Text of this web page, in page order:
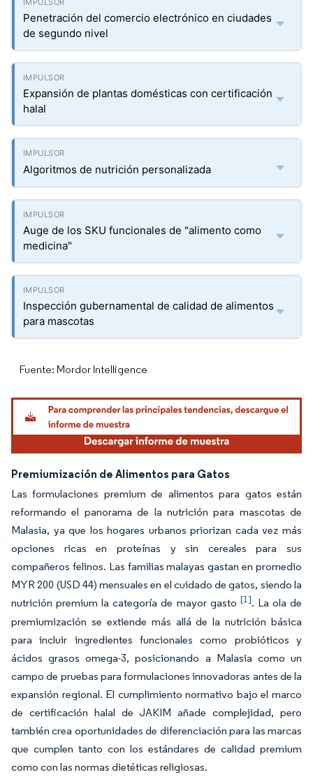
Penetración del comercio electrónico en ciudades
de segundo nivel
Expansión de plantas domésticas con certificación
halal
Algoritmos de nutrición personalizada
Auge de los SKU funcionales de "alimento como
medicina"
Inspección gubernamental de calidad de alimentos
para mascotas
Fuente: Mordor Intelligence
Premiumización de Alimentos para Gatos
Las formulaciones premium de alimentos para gatos están
reformando el panorama de la nutrición para mascotas de
Malasia, ya que los hogares urbanos priorizan cada vez más
opciones ricas en proteínas y sin cereales para sus
compañeros felinos. Las familias malayas gastan en promedio
MYR 200 (USD 44) mensuales en el cuidado de gatos, siendo la
nutrición premium la categoría de mayor gasto [1]. La ola de
premiumización se extiende más allá de la nutrición básica
para incluir ingredientes funcionales como probióticos y
ácidos grasos omega-3, posicionando a Malasia como un
campo de pruebas para formulaciones innovadoras antes de la
expansión regional. El cumplimiento normativo bajo el marco
de certificación halal de JAKIM añade complejidad, pero
también crea oportunidades de diferenciación para las marcas
que cumplen tanto con los estándares de calidad premium
como con las normas dietéticas religiosas.